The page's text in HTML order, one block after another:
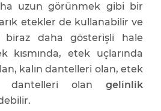
uzun görünmek gibi bir
etekler de kullanabilir ve
daha gösterişli hale
kısmında, etek uçlarında
kalın dantelleri olan, etek
dantelleri olan gelinlik